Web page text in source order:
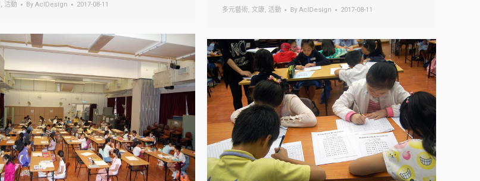
, 活動 By AclDesign 2017-08-11
多元藝術, 文康, 活動 By AclDesign 2017-08-11